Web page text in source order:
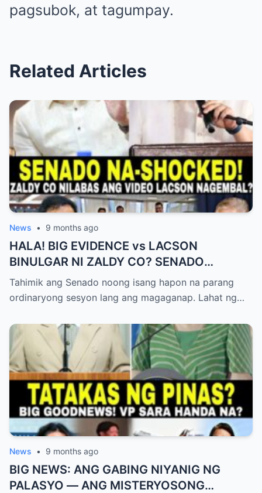
pagsubok, at tagumpay.
Related Articles
News • 9 months ago
HALA! BIG EVIDENCE vs LACSON
BINULGAR NI ZALDY CO? SENADO
NASHOCK SA SIKRETO NA KINABAHAN
PAti SI SOTTO!
Tahimik ang Senado noong isang hapon na parang
ordinaryong sesyon lang ang magaganap. Lahat ng…
News • 9 months ago
BIG NEWS: ANG GABING NIYANIG NG
PALASYO — ANG MISTERYOSONG